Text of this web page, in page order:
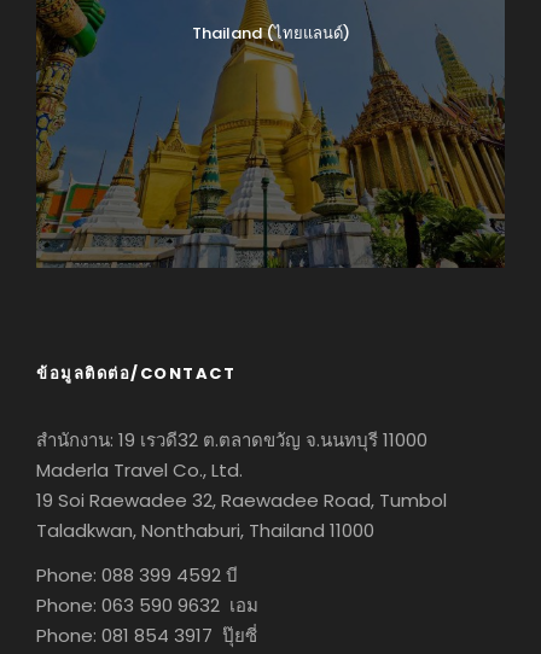
Thailand (ไทยแลนด์)
ข้อมูลติดต่อ/CONTACT
สำนักงาน: 19 เรวดี32 ต.ตลาดขวัญ จ.นนทบุรี 11000
Maderla Travel Co., Ltd.
19 Soi Raewadee 32, Raewadee Road, Tumbol
Taladkwan, Nonthaburi, Thailand 11000
Phone: 088 399 4592 บี
Phone: 063 590 9632 เอม
Phone: 081 854 3917 ปุ๊ยซี่